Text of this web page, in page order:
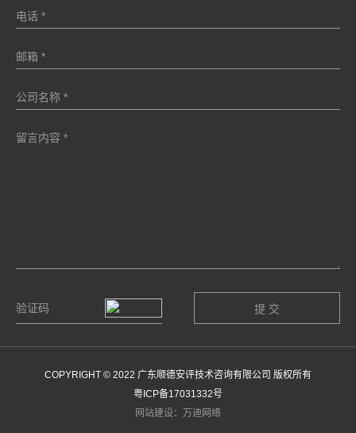
COPYRIGHT © 2022 广东顺德安评技术咨询有限公司 版权所有
粤ICP备17031332号
网站建设：万迪网络